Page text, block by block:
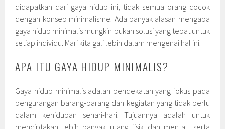
didapatkan dari gaya hidup ini, tidak semua orang cocok
dengan konsep minimalisme. Ada banyak alasan mengapa
gaya hidup minimalis mungkin bukan solusi yang tepat untuk
setiap individu. Mari kita gali lebih dalam mengenai hal ini.
APA ITU GAYA HIDUP MINIMALIS?
Gaya hidup minimalis adalah pendekatan yang fokus pada
pengurangan barang-barang dan kegiatan yang tidak perlu
dalam kehidupan sehari-hari. Tujuannya adalah untuk
menciptakan lebih banyak ruang fisik dan mental, serta